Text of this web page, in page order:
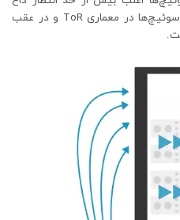
می‌شوند. این مشکل در مواردی که ‌سوئیچ‌ها در معماری ToR و در عقب